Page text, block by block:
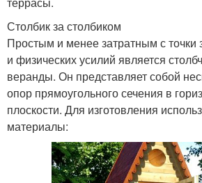
Столбик за столбиком
Простым и менее затратным с точки
и физических усилий является
веранды. Он представляет собой
опор прямоугольного сечения в
плоскости. Для изготовления
материалы: